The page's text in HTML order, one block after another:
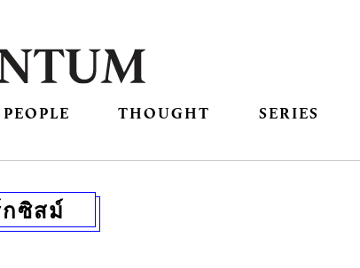
PEOPLE THOUGHT SERIES
ซิสม์